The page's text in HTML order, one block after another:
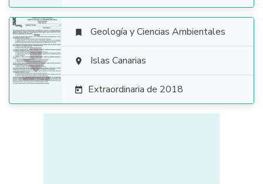

 Geología y Ciencias Ambientales
 Islas Canarias
 Extraordinaria de 2018